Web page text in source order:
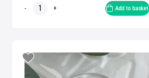
- + Add to basket